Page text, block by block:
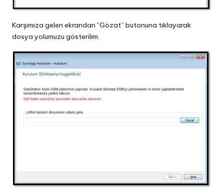
Karşımıza gelen ekrandan “Gözat” butonuna tıklayarak
dosya yolumuzu gösterilim.